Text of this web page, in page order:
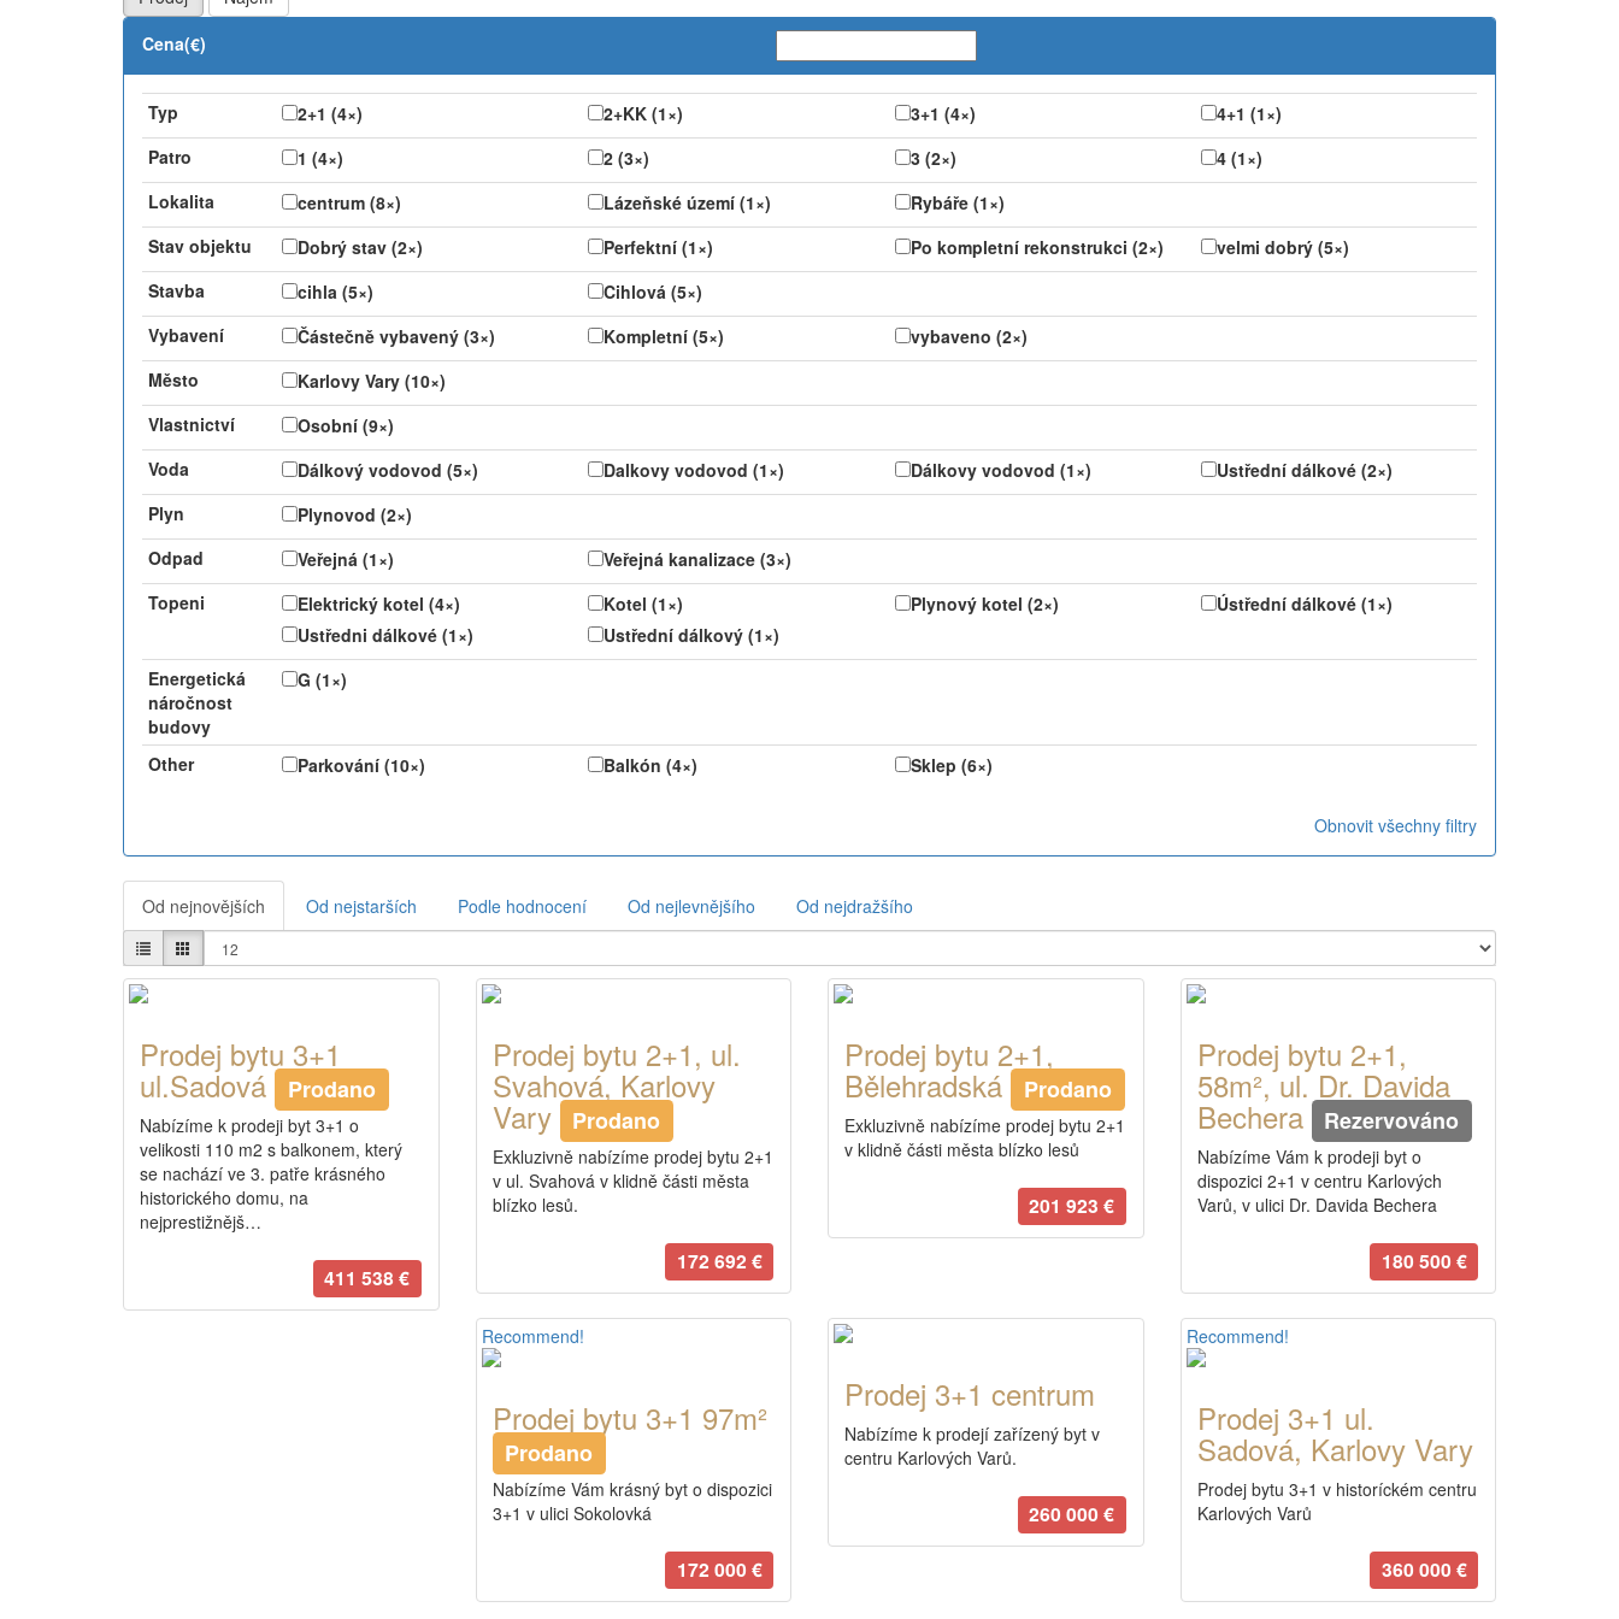
Cena(€)
Typ 2+1 (4×) 2+KK (1×) 3+1 (4×)
4+1 (1×)
Patro
1 (4×) 2 (3×) 3 (2×)
4 (1×)
Lokalita
centrum (8×) Lázeňské území (1×)
Rybáře (1×)
Stav objektu
Dobrý stav (2×) Perfektní (1×) Po kompletní rekonstrukci (2×)
velmi dobrý (5×)
Stavba
cihla (5×)
Cihlová (5×)
Vybavení
Částečně vybavený (3×) Kompletní (5×)
vybaveno (2×)
Město
Karlovy Vary (10×)
Vlastnictví
Osobní (9×)
Voda
Dálkový vodovod (5×) Dalkovy vodovod (1×) Dálkovy vodovod (1×)
Ustřední dálkové (2×)
Plyn
Plynovod (2×)
Odpad
Veřejná (1×)
Veřejná kanalizace (3×)
Topeni
Elektrický kotel (4×) Kotel (1×) Plynový kotel (2×)
Ústřední dálkové (1×)
Ustředni dálkové (1×)
Ustřední dálkový (1×)
Energetická
náročnost
budovy
G (1×)
Other Parkování (10×) Balkón (4×) Sklep (6×)
Obnovit všechny filtry
Od nejnovějších Od nejstarších Podle hodnocení Od nejlevnějšího Od nejdražšího
Prodej bytu 3+1
ul.Sadová Prodano
Nabízíme k prodeji byt 3+1 o
velikosti 110 m2 s balkonem, který
se nachází ve 3. patře krásného
historického domu, na
nejprestižnějš…
411 538 €
Prodej bytu 2+1, ul.
Svahová, Karlovy
Vary Prodano
Exkluzivně nabízíme prodej bytu 2+1
v ul. Svahová v klidně části města
blízko lesů.
172 692 €
Prodej bytu 2+1,
Bělehradská Prodano
Exkluzivně nabízíme prodej bytu 2+1
v klidně části města blízko lesů
201 923 €
Prodej bytu 2+1,
58m², ul. Dr. Davida
Bechera Rezervováno
Nabízíme Vám k prodeji byt o
dispozici 2+1 v centru Karlových
Varů, v ulici Dr. Davida Bechera
180 500 €
Recommend!
Prodej bytu 3+1 97m²
Prodano
Nabízíme Vám krásný byt o dispozici
3+1 v ulici Sokolovká
172 000 €
Prodej 3+1 centrum
Nabízíme k prodejí zařízený byt v
centru Karlových Varů.
260 000 €
Recommend!
Prodej 3+1 ul.
Sadová, Karlovy Vary
Prodej bytu 3+1 v historíckém centru
Karlových Varů
360 000 €